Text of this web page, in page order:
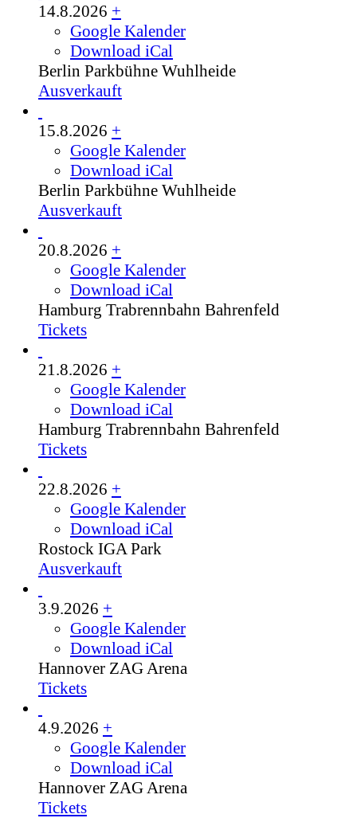
14.8.2026 +
Google Kalender
Download iCal
Berlin Parkbühne Wuhlheide
Ausverkauft
15.8.2026 +
Google Kalender
Download iCal
Berlin Parkbühne Wuhlheide
Ausverkauft
20.8.2026 +
Google Kalender
Download iCal
Hamburg Trabrennbahn Bahrenfeld
Tickets
21.8.2026 +
Google Kalender
Download iCal
Hamburg Trabrennbahn Bahrenfeld
Tickets
22.8.2026 +
Google Kalender
Download iCal
Rostock IGA Park
Ausverkauft
3.9.2026 +
Google Kalender
Download iCal
Hannover ZAG Arena
Tickets
4.9.2026 +
Google Kalender
Download iCal
Hannover ZAG Arena
Tickets